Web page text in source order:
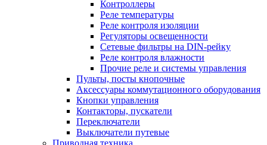
Контроллеры
Реле температуры
Реле контроля изоляции
Регуляторы освещенности
Сетевые фильтры на DIN-рейку
Реле контроля влажности
Прочие реле и системы управления
Пульты, посты кнопочные
Аксессуары коммутационного оборудования
Кнопки управления
Контакторы, пускатели
Переключатели
Выключатели путевые
Приводная техника